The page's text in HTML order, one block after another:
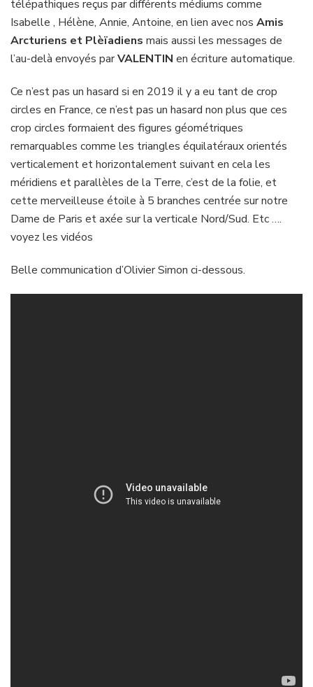
télépathiques reçus par différents médiums comme
Isabelle , Hélène, Annie, Antoine, en lien avec nos Amis
Arcturiens et Plèïadiens mais aussi les messages de
l’au-delà envoyés parVALENTIN en écriture automatique.
Ce n’est pas un hasard si en 2019 il y a eu tant de crop
circles en France, ce n’est pas un hasard non plus que ces
crop circles formaient des figures géométriques
remarquables comme les triangles équilatéraux orientés
verticalement et horizontalement suivant en cela les
méridiens et parallèles de la Terre, c’est de la folie, et
cette merveilleuse étoile à 5 branches centrée sur notre
Dame de Paris et axée sur la verticale Nord/Sud. Etc ….
voyez les vidéos
Belle communication d’Olivier Simon ci-dessous.